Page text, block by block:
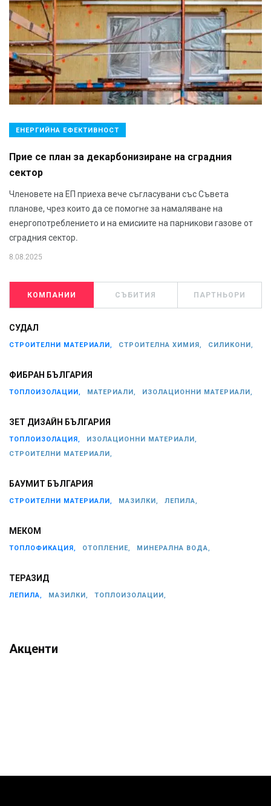
ЕНЕРГИЙНА ЕФЕКТИВНОСТ
Прие се план за декарбонизиране на сградния
сектор
Членовете на ЕП приеха вече съгласувани със Съвета
планове, чрез които да се помогне за намаляване на
енергопотреблението и на емисиите на парникови газове от
сградния сектор.
8.08.2025
КОМПАНИИ СЪБИТИЯ ПАРТНЬОРИ
СУДАЛ
СТРОИТЕЛНИ МАТЕРИАЛИ, СТРОИТЕЛНА ХИМИЯ, СИЛИКОНИ,
ФИБРАН БЪЛГАРИЯ
ТОПЛОИЗОЛАЦИИ, МАТЕРИАЛИ, ИЗОЛАЦИОННИ МАТЕРИАЛИ,
ЗЕТ ДИЗАЙН БЪЛГАРИЯ
ТОПЛОИЗОЛАЦИЯ,
ИЗОЛАЦИОННИ МАТЕРИАЛИ,
СТРОИТЕЛНИ МАТЕРИАЛИ,
БАУМИТ БЪЛГАРИЯ
СТРОИТЕЛНИ МАТЕРИАЛИ, МАЗИЛКИ, ЛЕПИЛА,
МЕКОМ
ТОПЛОФИКАЦИЯ, ОТОПЛЕНИЕ, МИНЕРАЛНА ВОДА,
ТЕРАЗИД
ЛЕПИЛА, МАЗИЛКИ, ТОПЛОИЗОЛАЦИИ,
Акценти